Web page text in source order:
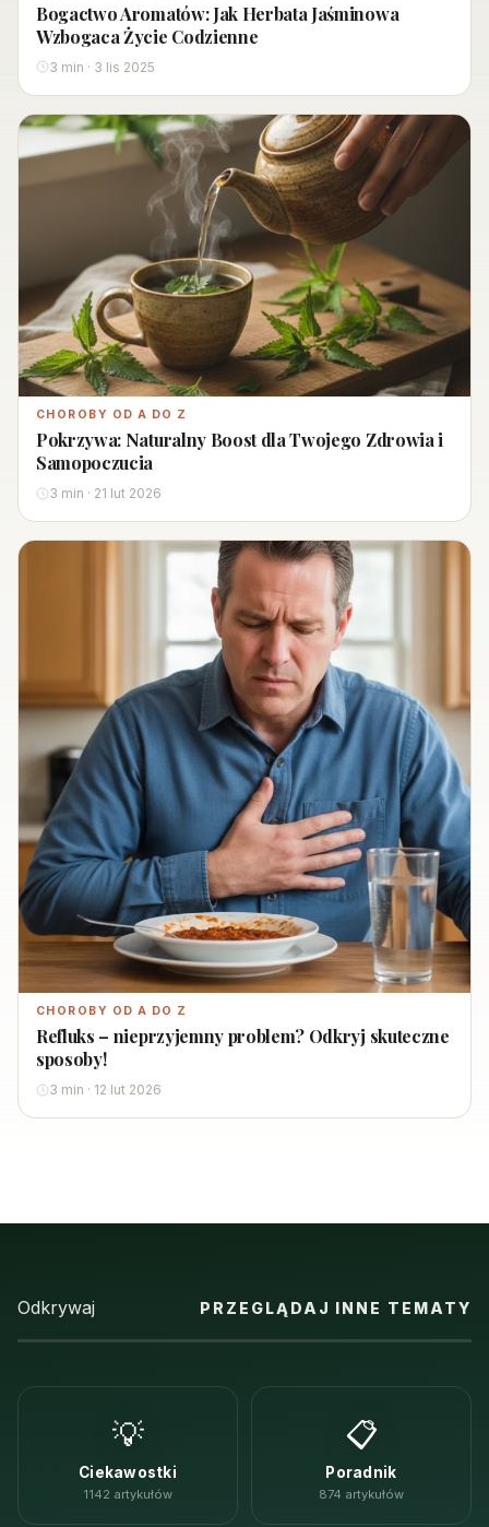
Bogactwo Aromatów: Jak Herbata Jaśminowa
Wzbogaca Życie Codzienne
3 min · 3 lis 2025
CHOROBY OD A DO Z
Pokrzywa: Naturalny Boost dla Twojego Zdrowia i
Samopoczucia
3 min · 21 lut 2026
CHOROBY OD A DO Z
Refluks – nieprzyjemny problem? Odkryj skuteczne
sposoby!
3 min · 12 lut 2026
Odkrywaj PRZEGLĄDAJ INNE TEMATY
💡
Ciekawostki
1142 artykułów
📋
Poradnik
874 artykułów